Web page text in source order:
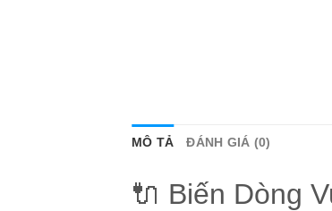
MÔ TẢ ĐÁNH GIÁ (0)
🔌 Biến Dòng